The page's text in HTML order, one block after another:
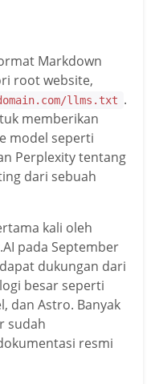
Markdown
root website,
llms.txt .
memberikan
model seperti
Perplexity tentang
dari sebuah
kali oleh
pada September
dukungan dari
besar seperti
dan Astro. Banyak
sudah
resmi